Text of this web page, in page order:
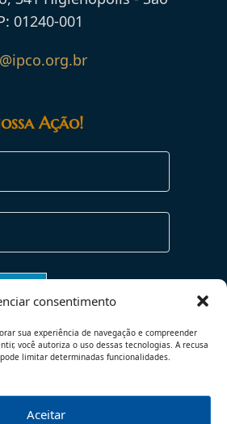
consentimento
sua experiência de navegação e compreender
você autoriza o uso dessas tecnologias. A recusa
limitar determinadas funcionalidades.
Aceitar
01240-001
Ação!
POLÍTICA DE PRIVACIDADE